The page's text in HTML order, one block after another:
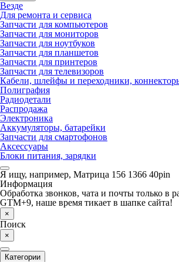
Везде
Для ремонта и сервиса
Запчасти для компьютеров
Запчасти для мониторов
Запчасти для ноутбуков
Запчасти для планшетов
Запчасти для принтеров
Запчасти для телевизоров
Кабели, шлейфы и переходники,
Полиграфия
Радиодетали
Распродажа
Электроника
Аккумуляторы, батарейки
Запчасти для смартофонов
Аксессуары
Блоки питания, зарядки
Я ищу, например, Матрица 156 1366 40pin
Информация
Обработка звонков, чата и почты только в
GTM+9, наше время тикает в шапке сайта!
×
Поиск
×
Категории